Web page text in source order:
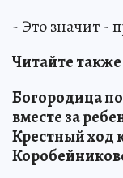
- Это значит -
Читайте также
Богородица
вместе за
Крестный ход